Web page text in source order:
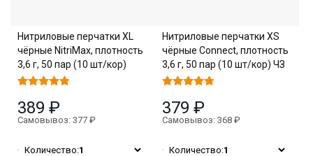
Нитриловые перчатки XL
чёрные NitriMax, плотность
3,6 г, 50 пар (10 шт/кор)
389 ₽
Самовывоз: 377 ₽
Количество:1
Нитриловые перчатки XS
чёрные Connect, плотность
3,6 г, 50 пар (10 шт/кор) ЧЗ
379 ₽
Самовывоз: 368 ₽
Количество:1